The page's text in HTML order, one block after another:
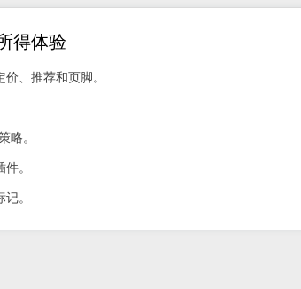
得体验
、推荐和页脚。
略。
。
。